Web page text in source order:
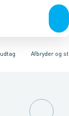
Afbryder og